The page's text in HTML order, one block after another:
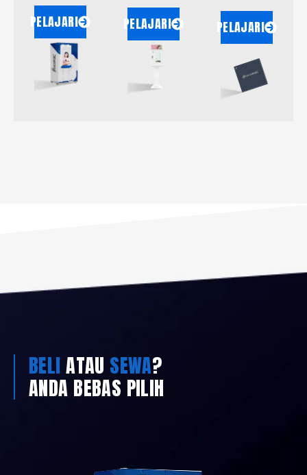
PELAJARI PELAJARI PELAJARI
BELI ATAU SEWA?
ANDA BEBAS PILIH